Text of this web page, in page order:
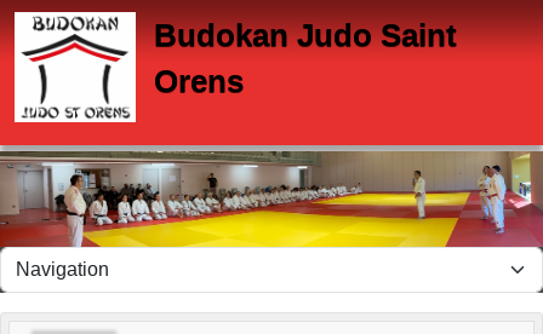
Budokan Judo Saint
Orens
Panneau de gestion des cookies